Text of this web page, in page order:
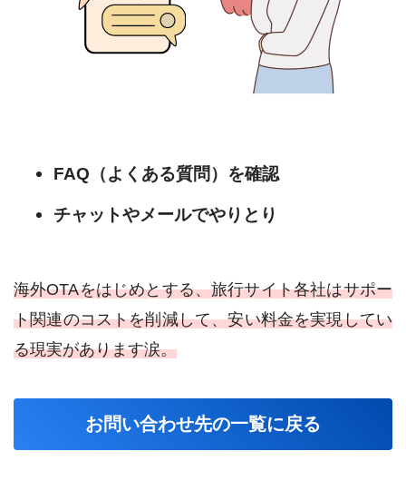
FAQ（よくある質問）を確認
チャットやメールでやりとり
海外OTAをはじめとする、旅行サイト各社はサポー
ト関連のコストを削減して、安い料金を実現してい
る現実があります涙。
お問い合わせ先の一覧に戻る